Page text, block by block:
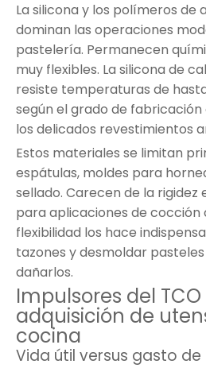
La silicona y los polímeros
dominan las operaciones
pastelería. Permanecen
muy flexibles. La silicona de
resiste temperaturas de
según el grado de
los delicados revestimientos
Estos materiales se limitan
espátulas, moldes para
sellado. Carecen de la
para aplicaciones de cocción
flexibilidad los hace
tazones y desmoldar
dañarlos.
Impulsores del TCO
adquisición de
cocina
Vida útil versus gasto